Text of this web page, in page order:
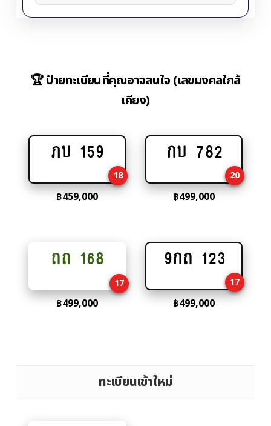
🏆 ป้ายทะเบียนที่คุณอาจสนใจ (เลขมงคลใกล้
เคียง)
Add
cart
ภบ 159
18
฿459,000
Add
cart
กบ 782
20
฿499,000
Add
ถถ 168
17
฿499,000
Add
cart
9กถ 123
17
฿499,000
ทะเบียนเข้าใหม่